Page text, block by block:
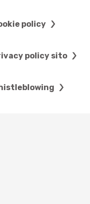
policy
policy sito